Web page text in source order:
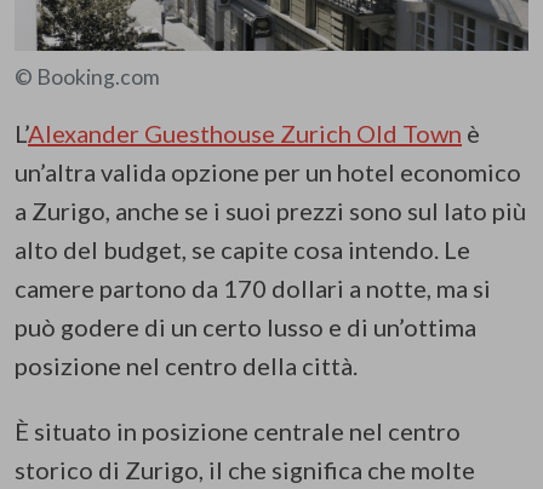
© Booking.com
L’Alexander Guesthouse Zurich Old Town è
un’altra valida opzione per un hotel economico
a Zurigo, anche se i suoi prezzi sono sul lato più
alto del budget, se capite cosa intendo. Le
camere partono da 170 dollari a notte, ma si
può godere di un certo lusso e di un’ottima
posizione nel centro della città.
È situato in posizione centrale nel centro
storico di Zurigo, il che significa che molte